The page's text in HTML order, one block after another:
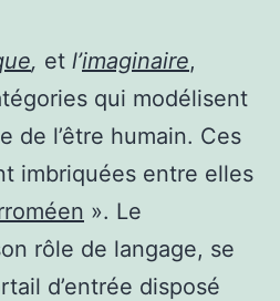
, et l’imaginaire,
qui modélisent
de l’être humain. Ces
imbriquées entre elles
». Le
rôle de langage, se
d’entrée disposé